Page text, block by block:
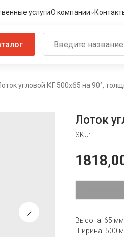
услугиО компании
угловой КГ 500х65 на 90°,
Лоток
SKU:
Высота: 65 мм
Ширина: 500